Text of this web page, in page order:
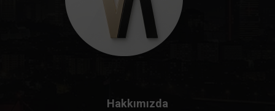
Hakkımızda